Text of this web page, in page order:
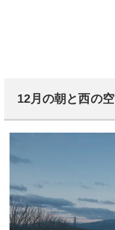
12月の朝と西の空